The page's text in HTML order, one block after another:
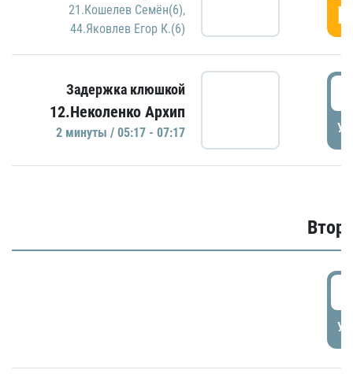
21.Кошелев Семён(6),
44.Яковлев Егор К.(6)
Задержка клюшкой
12.Неколенко Архип
2 минуты / 05:17 - 07:17